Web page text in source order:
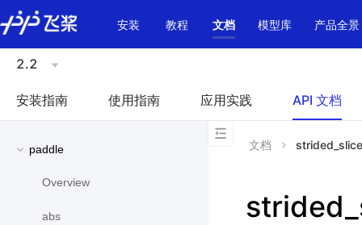
\u200E
安装
教程 文档 模型库 产品全景
2.2
安装指南 使用指南 应用实践 API 文档
paddle
Overview
abs
文档 strided_slice